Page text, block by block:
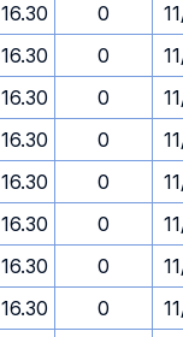
16.30 0
16.30 0
16.30 0
16.30 0
16.30 0
16.30 0
16.30 0
16.30 0